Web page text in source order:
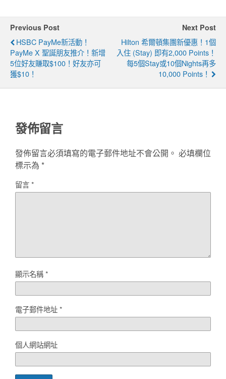
Previous Post
HSBC PayMe新活動！
PayMe X 聖誕朋友推介！新增
5位好友賺取$100！好友亦可
獲$10！
Next Post
Hilton 希爾頓集團新優惠！1個
入住 (stay) 即有2,000 Points！
每5個Stay或10個nights再多
10,000 Points！
發佈留言
發佈留言必須填寫的電子郵件地址不會公開。 必填欄位
標示為 *
留言*
顯示名稱*
電子郵件地址*
個人網站網址